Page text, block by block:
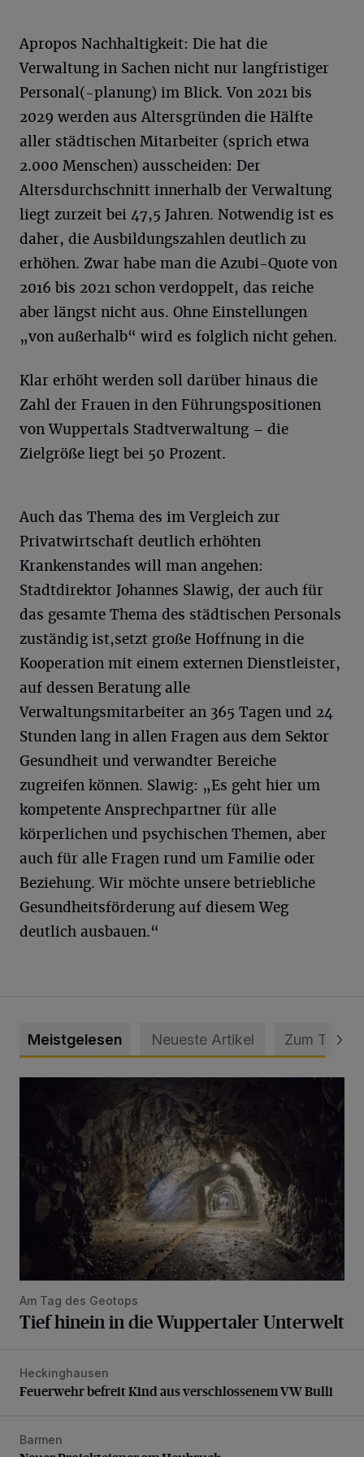
Apropos Nachhaltigkeit: Die hat die
Verwaltung in Sachen nicht nur langfristiger
Personal(-planung) im Blick. Von 2021 bis
2029 werden aus Altersgründen die Hälfte
aller städtischen Mitarbeiter (sprich etwa
2.000 Menschen) ausscheiden: Der
Altersdurchschnitt innerhalb der Verwaltung
liegt zurzeit bei 47,5 Jahren. Notwendig ist es
daher, die Ausbildungszahlen deutlich zu
erhöhen. Zwar habe man die Azubi-Quote von
2016 bis 2021 schon verdoppelt, das reiche
aber längst nicht aus. Ohne Einstellungen
„von außerhalb“ wird es folglich nicht gehen.
Klar erhöht werden soll darüber hinaus die
Zahl der Frauen in den Führungspositionen
von Wuppertals Stadtverwaltung – die
Zielgröße liegt bei 50 Prozent.
Auch das Thema des im Vergleich zur
Privatwirtschaft deutlich erhöhten
Krankenstandes will man angehen:
Stadtdirektor Johannes Slawig, der auch für
das gesamte Thema des städtischen Personals
zuständig ist,setzt große Hoffnung in die
Kooperation mit einem externen Dienstleister,
auf dessen Beratung alle
Verwaltungsmitarbeiter an 365 Tagen und 24
Stunden lang in allen Fragen aus dem Sektor
Gesundheit und verwandter Bereiche
zugreifen können. Slawig: „Es geht hier um
kompetente Ansprechpartner für alle
körperlichen und psychischen Themen, aber
auch für alle Fragen rund um Familie oder
Beziehung. Wir möchte unsere betriebliche
Gesundheitsförderung auf diesem Weg
deutlich ausbauen.“
Meistgelesen Neueste Artikel Zum Thema
Am Tag des Geotops
Tief hinein in die Wuppertaler Unterwelt
Feuerwehr befreit Kind aus verschlossenem VW Bulli
Heckinghausen
Feuerwehr befreit Kind aus verschlossenem VW Bulli
Neuer Projekteigner am Heubruch
Barmen